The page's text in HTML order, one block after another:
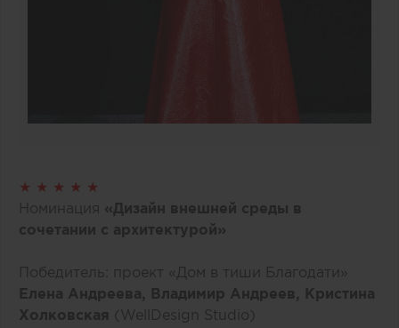
★ ★ ★ ★ ★
Номинация «Дизайн внешней среды в
сочетании с архитектурой»
Победитель: проект «Дом в тиши Благодати»
Елена Андреева, Владимир Андреев, Кристина
Холковская (WellDesign Studio)